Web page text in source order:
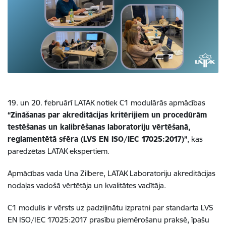
19. un 20. februārī LATAK notiek C1 modulārās apmācības
“Zināšanas par akreditācijas kritērijiem un procedūrām
testēšanas un kalibrēšanas laboratoriju vērtēšanā,
reglamentētā sfēra (LVS EN ISO/IEC 17025:2017)”, kas
paredzētas LATAK ekspertiem.
Apmācības vada Una Zilbere, LATAK Laboratoriju akreditācijas
nodaļas vadošā vērtētāja un kvalitātes vadītāja.
C1 modulis ir vērsts uz padziļinātu izpratni par standarta LVS
EN ISO/IEC 17025:2017 prasību piemērošanu praksē, īpašu